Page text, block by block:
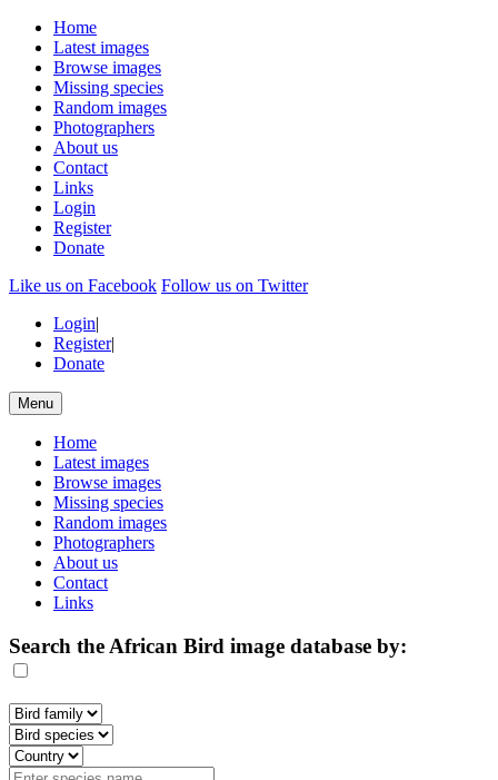
Home
Latest images
Browse images
Missing species
Random images
Photographers
About us
Contact
Links
Login
Register
Donate
Like us on Facebook Follow us on Twitter
Login|
Register|
Donate
Menu
Home
Latest images
Browse images
Missing species
Random images
Photographers
About us
Contact
Links
Search the African Bird image database by: